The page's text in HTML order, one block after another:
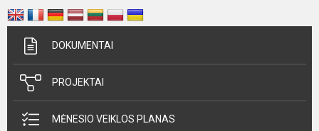
DOKUMENTAI
PROJEKTAI
MĖNESIO VEIKLOS PLANAS